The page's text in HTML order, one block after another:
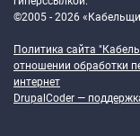
©2005 - 2026
Политика сайта
отношении обработки
интернет
DrupalCoder —